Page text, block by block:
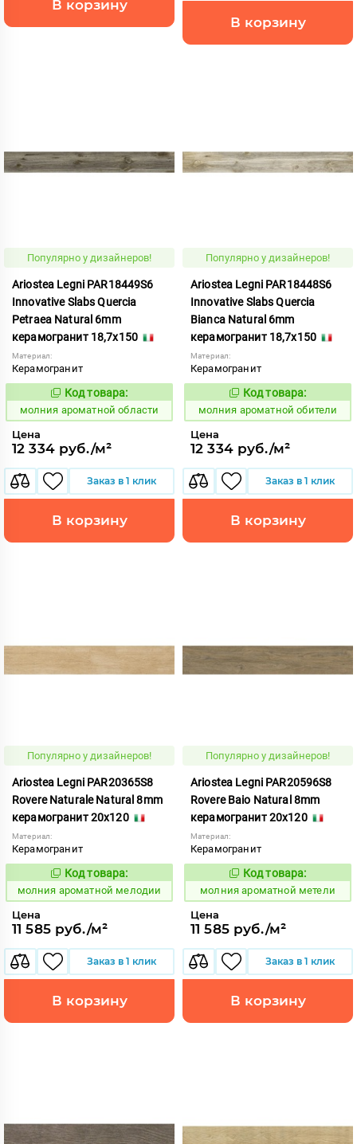
В корзину
В корзину
Популярно у дизайнеров!
Ariostea Legni PAR18449S6
Innovative Slabs Quercia
Petraea Natural 6mm
керамогранит 18,7x150
Материал:
Керамогранит
1000313
Код товара:
молния ароматной области
Цена
12 334 руб./м²
Заказ в 1 клик
В корзину
Популярно у дизайнеров!
Ariostea Legni PAR18448S6
Innovative Slabs Quercia
Bianca Natural 6mm
керамогранит 18,7x150
Материал:
Керамогранит
1000312
Код товара:
молния ароматной обители
Цена
12 334 руб./м²
Заказ в 1 клик
В корзину
Популярно у дизайнеров!
Ariostea Legni PAR20365S8
Rovere Naturale Natural 8mm
керамогранит 20x120
Материал:
Керамогранит
1000298
Код товара:
молния ароматной мелодии
Цена
11 585 руб./м²
Заказ в 1 клик
В корзину
Популярно у дизайнеров!
Ariostea Legni PAR20596S8
Rovere Baio Natural 8mm
керамогранит 20x120
Материал:
Керамогранит
1000300
Код товара:
молния ароматной метели
Цена
11 585 руб./м²
Заказ в 1 клик
В корзину